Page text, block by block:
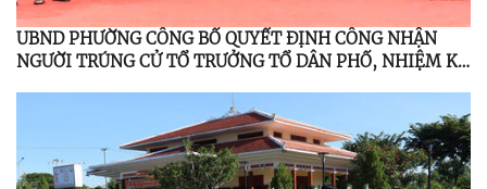
UBND PHƯỜNG CÔNG BỐ QUYẾT ĐỊNH CÔNG NHẬN
NGƯỜI TRÚNG CỬ TỔ TRƯỞNG TỔ DÂN PHỐ, NHIỆM KỲ